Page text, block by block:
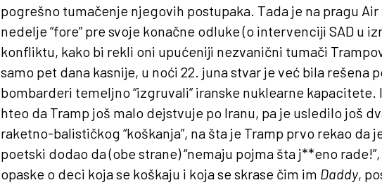
pogrešno tumačenje njegovih postupaka. Tada je na pragu
nedelje “fore” pre svoje konačne odluke (o intervenciji SAD u
konfliktu, kako bi rekli oni upućeniji nezvanični tumači
samo pet dana kasnije, u noći 22. juna stvar je već bila rešena
bombarderi temeljno “izgruvali” iranske nuklearne kapacitete.
hteo da Tramp još malo dejstvuje po Iranu, pa je usledilo još
raketno-balističkog “koškanja”, na šta je Tramp prvo rekao da
poetski dodao da (obe strane) “nemaju pojma šta j**eno
opaske o deci koja se koškaju i koja se skrase čim im Daddy,